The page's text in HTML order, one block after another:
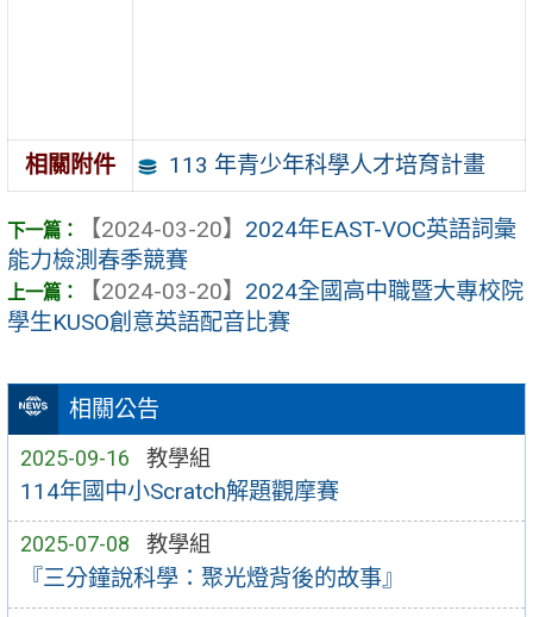
相關公告
2025-09-16 教學組
114年國中小Scratch解題觀摩賽
2025-07-08 教學組
『三分鐘說科學：聚光燈背後的故事』
相關附件 113 年青少年科學人才培育計畫
【2024-03-20】 2024年EAST-VOC英語詞彙
能力檢測春季競賽
【2024-03-20】 2024全國高中職暨大專校院
學生KUSO創意英語配音比賽